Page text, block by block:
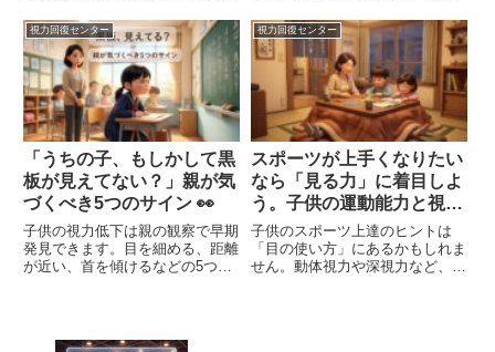
ェックリストやリフレッシュ方法
をご紹介します。
の取り入れ方について解説しま
す。
視力回復センター
「うちの子、もしかして黒
板が見えてない？」親が気
づくべき5つのサイン 👀
子供の視力低下は親の観察で早期
発見できます。目を細める、距離
が近い、首を傾けるなどの5つの
視力回復センター
スポーツが上手くなりたい
なら「見る力」に着目しよ
う。子供の運動能力と視機
能の関係 ⚾✨
子供のスポーツ上達のヒントは
「目の使い方」にあるかもしれま
せん。動体視力や深視力など、ス